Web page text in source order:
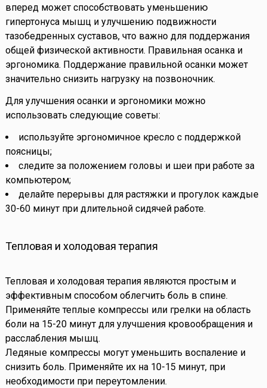
вперед может способствовать уменьшению
гипертонуса мышц и улучшению подвижности
тазобедренных суставов, что важно для поддержания
общей физической активности. Правильная осанка и
эргономика. Поддержание правильной осанки может
значительно снизить нагрузку на позвоночник.
Для улучшения осанки и эргономики можно
использовать следующие советы:
используйте эргономичное кресло с поддержкой
поясницы;
следите за положением головы и шеи при работе за
компьютером;
делайте перерывы для растяжки и прогулок каждые
30-60 минут при длительной сидячей работе.
Тепловая и холодовая терапия
Тепловая и холодовая терапия являются простым и
эффективным способом облегчить боль в спине.
Применяйте теплые компрессы или грелки на область
боли на 15-20 минут для улучшения кровообращения и
расслабления мышц.
Ледяные компрессы могут уменьшить воспаление и
снизить боль. Применяйте их на 10-15 минут, при
необходимости при переутомлении.